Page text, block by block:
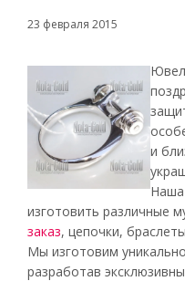
23 февраля 2015
и
Наша
изготовить различные
заказ, цепочки,
Мы изготовим
разработав